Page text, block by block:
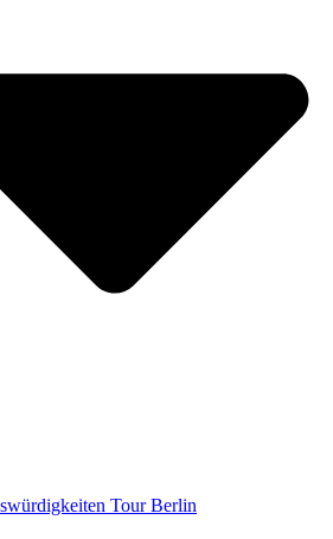
Tour Berlin